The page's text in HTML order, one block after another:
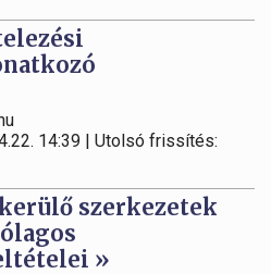
14:39 | Utolsó frissítés:
szerkezetek
»